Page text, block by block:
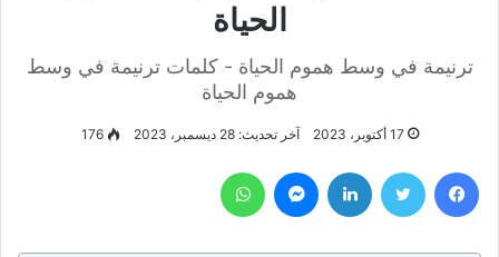
الحياة
ترنيمة في وسط هموم الحياة - كلمات ترنيمة في وسط
هموم الحياة
17 أكتوبر، 2023 آخر تحديث: 28 ديسمبر، 2023 176
فيسبوك تويتر لينكدإن ماسنجر